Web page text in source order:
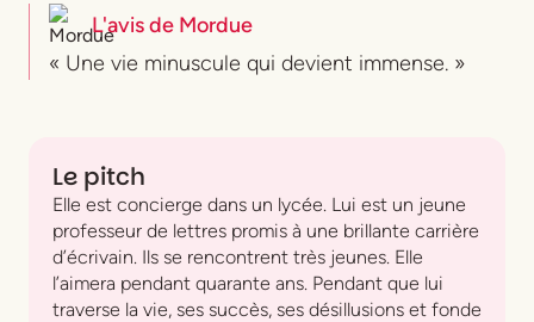
L'avis de Mordue
« Une vie minuscule qui devient immense. »
Le pitch
Elle est concierge dans un lycée. Lui est un jeune
professeur de lettres promis à une brillante carrière
d’écrivain. Ils se rencontrent très jeunes. Elle
l’aimera pendant quarante ans. Pendant que lui
traverse la vie, ses succès, ses désillusions et fonde